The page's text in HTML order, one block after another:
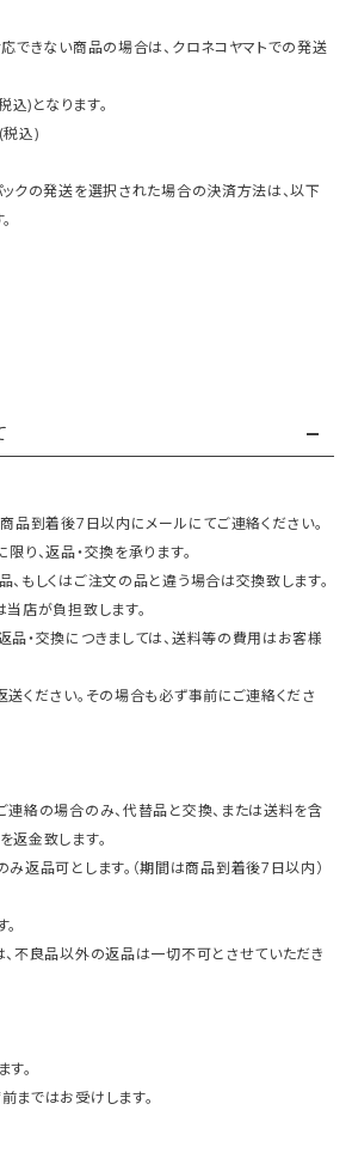
できない商品の場合は、クロネコヤマトでの発送
)となります。
税込)
クの発送を選択された場合の決済方法は、以下
品到着後7日以内にメールにてご連絡ください。
り、返品・交換を承ります。
もしくはご注文の品と違う場合は交換致します。
店が負担致します。
・交換につきましては、送料等の費用はお客様
ください。その場合も必ず事前にご連絡くださ
絡の場合のみ、代替品と交換、または送料を含
返金致します。
返品可とします。（期間は商品到着後7日以内）
不良品以外の返品は一切不可とさせていただき
。
ではお受けします。